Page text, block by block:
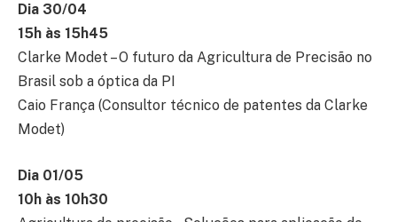
Dia 30/04
15h às 15h45
Clarke Modet – O futuro da Agricultura de Precisão no
Brasil sob a óptica da PI
Caio França (Consultor técnico de patentes da Clarke
Modet)
Dia 01/05
10h às 10h30